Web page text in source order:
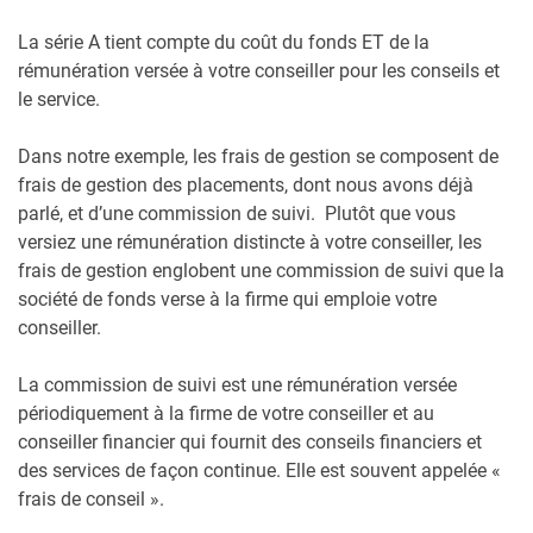
La série A tient compte du coût du fonds ET de la
rémunération versée à votre conseiller pour les conseils et
le service.
Dans notre exemple, les frais de gestion se composent de
frais de gestion des placements, dont nous avons déjà
parlé, et d’une commission de suivi. Plutôt que vous
versiez une rémunération distincte à votre conseiller, les
frais de gestion englobent une commission de suivi que la
société de fonds verse à la firme qui emploie votre
conseiller.
La commission de suivi est une rémunération versée
périodiquement à la firme de votre conseiller et au
conseiller financier qui fournit des conseils financiers et
des services de façon continue. Elle est souvent appelée «
frais de conseil ».